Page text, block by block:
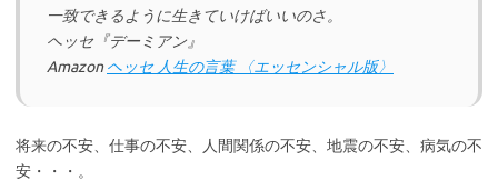
一致できるように生きていけばいいのさ。
ヘッセ『デーミアン』
Amazonヘッセ 人生の言葉 〈エッセンシャル版〉
将来の不安、仕事の不安、人間関係の不安、地震の不安、病気の不
安・・・。